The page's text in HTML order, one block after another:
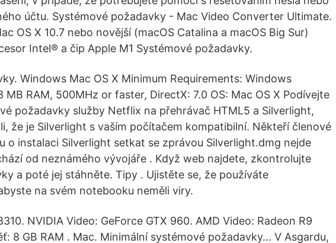
účtu. Systémové požadavky - Mac Video Converter Ultimate.
OS X 10.7 nebo novější (macOS Catalina a macOS Big Sur)
Intel® a čip Apple M1 Systémové požadavky.
Windows Mac OS X Minimum Requirements: Windows
MB RAM, 500MHz or faster, DirectX: 7.0 OS: Mac OS X Podívejte
požadavky služby Netflix na přehrávač HTML5 a Silverlight,
že je Silverlight s vaším počítačem kompatibilní. Někteří členové
o instalaci Silverlight setkat se zprávou Silverlight.dmg nejde
od neznámého vývojáře . Když web najdete, zkontrolujte
a poté jej stáhněte. Tipy . Ujistěte se, že používáte
na svém notebooku neměli viry.
NVIDIA Video: GeForce GTX 960. AMD Video: Radeon R9
8 GB RAM . Mac. Minimální systémové požadavky… V Asgardu,